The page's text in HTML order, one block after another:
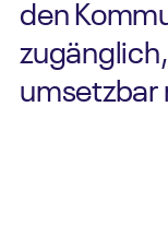
den
umsetzbar